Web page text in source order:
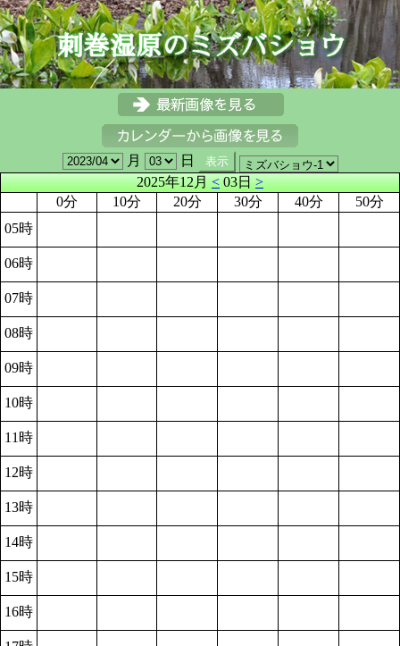
月
日
2025年12月<03日>
0分
10分 20分 30分 40分
50分
05時
06時
07時
08時
09時
10時
11時
12時
13時
14時
15時
16時